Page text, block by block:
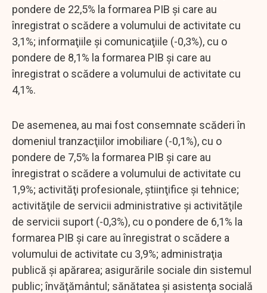
pondere de 22,5% la formarea PIB şi care au
înregistrat o scădere a volumului de activitate cu
3,1%; informaţiile şi comunicaţiile (-0,3%), cu o
pondere de 8,1% la formarea PIB şi care au
înregistrat o scădere a volumului de activitate cu
4,1%.
De asemenea, au mai fost consemnate scăderi în
domeniul tranzacţiilor imobiliare (-0,1%), cu o
pondere de 7,5% la formarea PIB şi care au
înregistrat o scădere a volumului de activitate cu
1,9%; activităţi profesionale, ştiinţifice şi tehnice;
activităţile de servicii administrative şi activităţile
de servicii suport (-0,3%), cu o pondere de 6,1% la
formarea PIB şi care au înregistrat o scădere a
volumului de activitate cu 3,9%; administraţia
publică şi apărarea; asigurările sociale din sistemul
public; învăţământul; sănătatea şi asistenţa socială